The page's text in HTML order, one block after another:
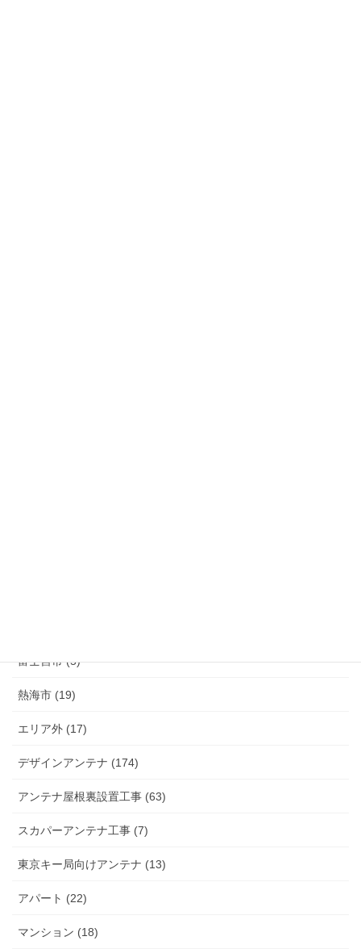
富士宮市 (5)
熱海市 (19)
エリア外 (17)
デザインアンテナ (174)
アンテナ屋根裏設置工事 (63)
スカパーアンテナ工事 (7)
東京キー局向けアンテナ (13)
アパート (22)
マンション (18)